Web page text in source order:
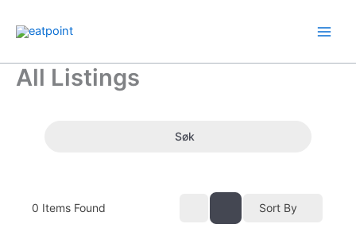
rett
innholdet
All Listings
Søk
0 Items Found Sort By